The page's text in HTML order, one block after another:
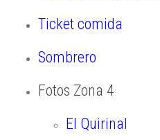
Ticket comida
Sombrero
Fotos Zona 4
El Quirinal